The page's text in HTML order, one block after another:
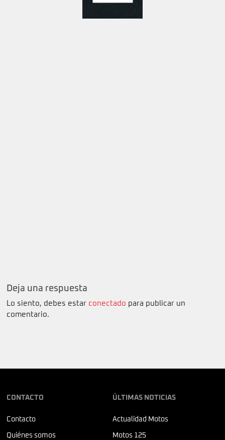
Deja una respuesta
Lo siento, debes estar conectado para publicar un
comentario.
CONTACTO
Contacto
Quiénes somos
ÚLTIMAS NOTICIAS
Actualidad Motos
Motos 125